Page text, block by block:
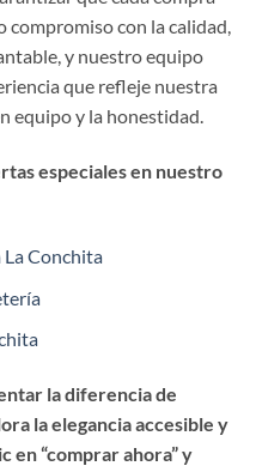
compromiso con la calidad,
y nuestro equipo
que refleje nuestra
equipo y la honestidad.
especiales en nuestro
Conchita
la diferencia de
la elegancia accesible y
en “comprar ahora” y